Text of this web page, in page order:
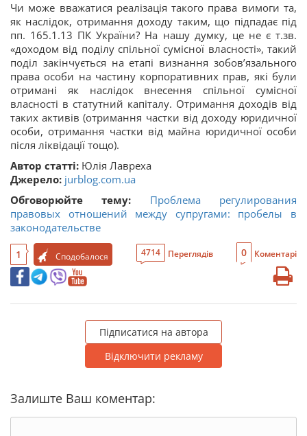
Чи може вважатися реалізація такого права вимоги та,
як наслідок, отримання доходу таким, що підпадає під
пп. 165.1.13 ПК України? На нашу думку, це не є т.зв.
«доходом від поділу спільної сумісної власності», такий
поділ закінчується на етапі визнання зобов’язального
права особи на частину корпоративних прав, які були
отримані як наслідок внесення спільної сумісної
власності в статутний капіталу. Отримання доходів від
таких активів (отримання частки від доходу юридичної
особи, отримання частки від майна юридичної особи
після ліквідації тощо).
Автор статті: Юлія Лавреха
Джерело: jurblog.com.ua
Обговорюйте тему: Проблема регулирования
правовых отношений между супругами: пробелы в
законодательстве
1 Сподобалося 4714 Переглядів 0 Коментарі
Підписатися на автора
Відключити рекламу
Залиште Ваш коментар: